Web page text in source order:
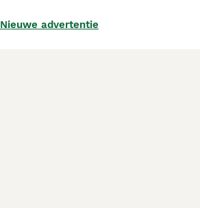
Nieuwe advertentie